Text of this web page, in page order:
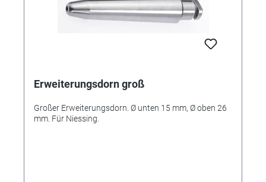
Erweiterungsdorn groß
Großer Erweiterungsdorn. Ø unten 15 mm, Ø oben 26
mm. Für Niessing.